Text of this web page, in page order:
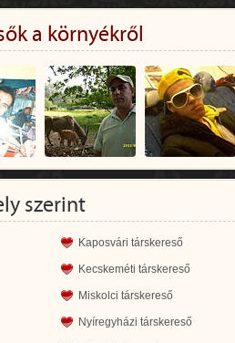
a környékről
szerint
Kaposvári társkereső
Kecskeméti társkereső
Miskolci társkereső
Nyíregyházi társkereső